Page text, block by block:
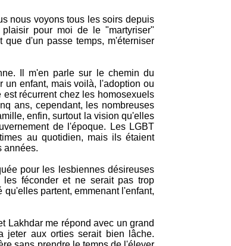
nous voyons tous les soirs depuis
pour moi de le "martyriser"
d'un passe temps, m'éterniser
Il m'en parle sur le chemin du
un enfant, mais voilà, l'adoption ou
récurrent chez les homosexuels
ans, cependant, les nombreuses
enfin, surtout la vision qu'elles
de l'époque. Les LGBT
au quotidien, mais ils étaient
années.
pour les lesbiennes désireuses
les féconder et ne serait pas trop
partent, emmenant l'enfant,
Lakhdar me répond avec un grand
jeter aux orties serait bien lâche.